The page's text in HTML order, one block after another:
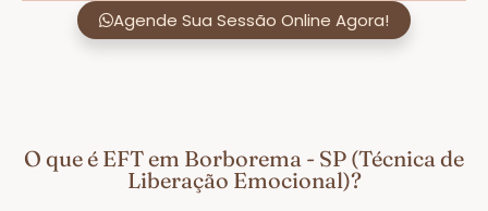
Agende Sua Sessão Online Agora!
O que é EFT em Borborema - SP (Técnica de
Liberação Emocional)?